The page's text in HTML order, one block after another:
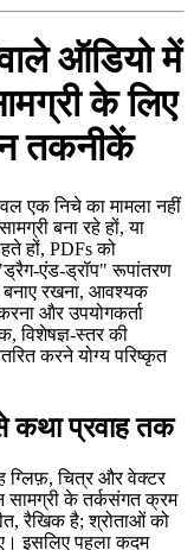
ऑडियो में
के लिए
तकनीकें
एक निचे का मामला नहीं
बना रहे हों, या
हों, PDFs को
रूपांतरण
बनाए रखना, आवश्यक
और उपयोगकर्ता
विशेषज्ञ‑स्तर की
करने योग्य परिष्कृत
कथा प्रवाह तक
ग्लिफ़, चित्र और वेक्टर
सामग्री के तर्कसंगत क्रम
रैखिक है; श्रोताओं को
इसलिए पहला कदम